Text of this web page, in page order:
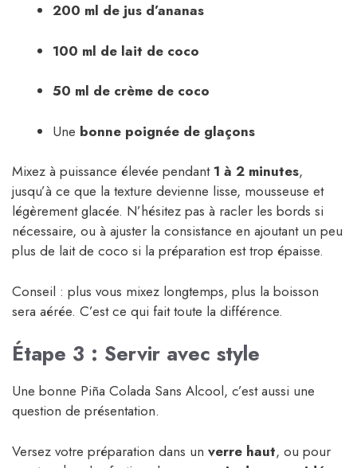
200 ml de jus d’ananas
100 ml de lait de coco
50 ml de crème de coco
Une bonne poignée de glaçons
Mixez à puissance élevée pendant 1 à 2 minutes,
jusqu’à ce que la texture devienne lisse, mousseuse et
légèrement glacée. N’hésitez pas à racler les bords si
nécessaire, ou à ajuster la consistance en ajoutant un peu
plus de lait de coco si la préparation est trop épaisse.
Conseil : plus vous mixez longtemps, plus la boisson
sera aérée. C’est ce qui fait toute la différence.
Étape 3 : Servir avec style
Une bonne Piña Colada Sans Alcool, c’est aussi une
question de présentation.
Versez votre préparation dans un verre haut, ou pour